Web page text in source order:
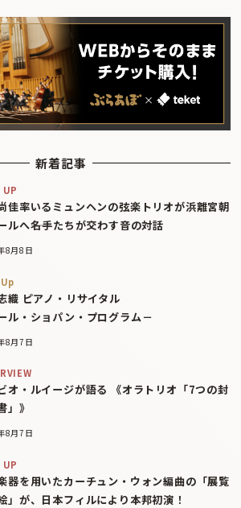
新着記事
UP
佳率いるミュンヘンの弦楽トリオが浜離宮朝
ルへ――名手たちが交わす音の対話
8月8日
織 ピアノ・リサイタル
ル・ショパン・プログラム－
8月7日
オ・ルイージが語る 《オラトリオ「7つの封
」》
8月7日
UP
器を用いたカーチュン・ウォン編曲の「展覧
」が、日本フィルにより本邦初演！